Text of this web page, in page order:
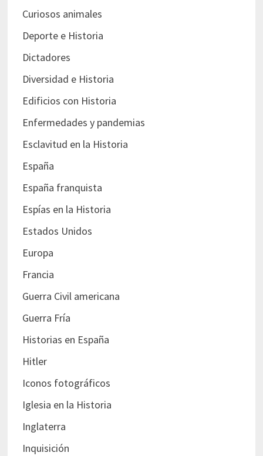
Curiosos animales
Deporte e Historia
Dictadores
Diversidad e Historia
Edificios con Historia
Enfermedades y pandemias
Esclavitud en la Historia
España
España franquista
Espías en la Historia
Estados Unidos
Europa
Francia
Guerra Civil americana
Guerra Fría
Historias en España
Hitler
Iconos fotográficos
Iglesia en la Historia
Inglaterra
Inquisición